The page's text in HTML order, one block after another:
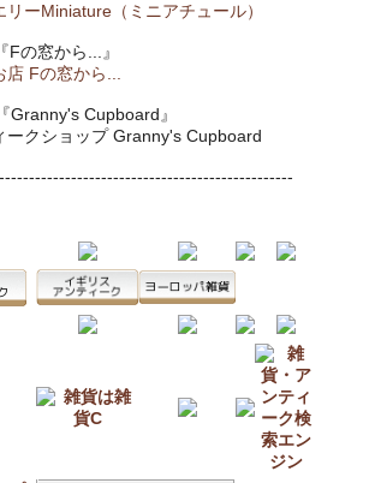
の窓から...』
Granny's Cupboard』